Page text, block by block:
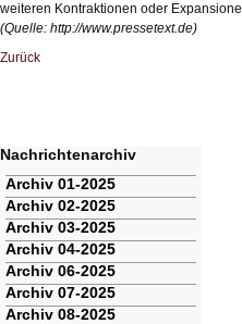
weiteren Kontraktionen oder
(Quelle: http://www.pressetext.de)
Zurück
Nachrichtenarchiv
Navigation
überspringen
Archiv 01-2025
Archiv 02-2025
Archiv 03-2025
Archiv 04-2025
Archiv 06-2025
Archiv 07-2025
Archiv 08-2025